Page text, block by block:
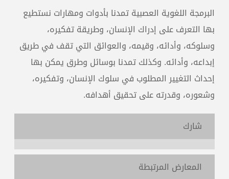
البرمجة اللغوية العصبية تمدنا بأدوات ومهارات نستطيع
بها التعرف على إدراك الإنسان، وطريقة تفكيره،
وسلوكه، وأدائه، وقيمه، والعوائق التي تقف في طريق
إبداعه، وأدائه. وكذلك تمدنا بوسائل وطرق يمكن بها
إحداث التغيير المطلوب في سلوك الإنسان، وتفكيره،
وشعوره، وقدرته على تحقيق أهدافه.
شارك
المعارض المرتبطة